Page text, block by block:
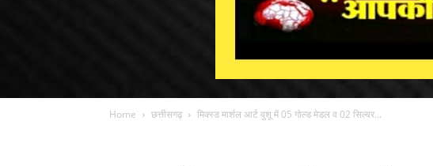
Home छत्तीसगढ़ मिक्स्ड मार्शल आर्ट वुशू में 05 गोल्ड मेडल व 02 सिल्वर...